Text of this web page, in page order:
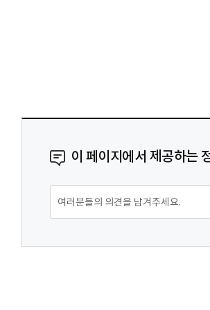
이 페이지에서 제공하는